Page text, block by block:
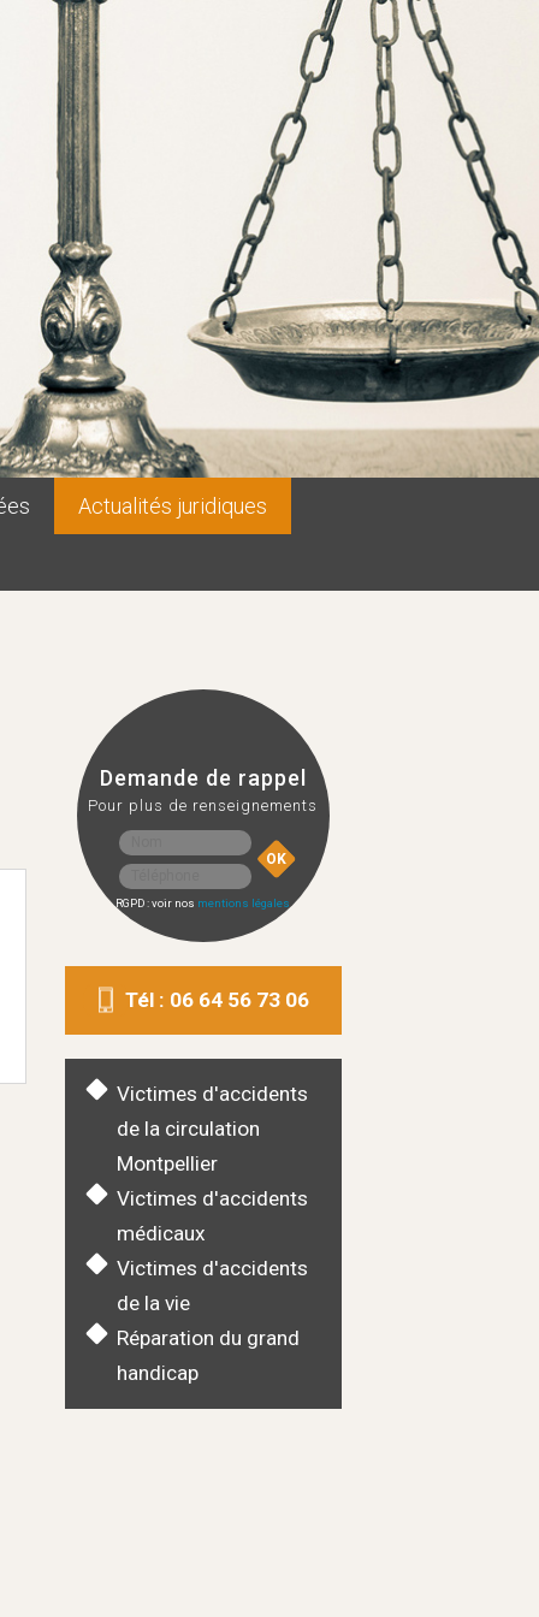
Actualités juridiques
Demande de rappel
Pour plus de renseignements
RGPD : voir nos mentions légales
Tél : 06 64 56 73 06
Victimes d'accidents
de la circulation
Montpellier
Victimes d'accidents
médicaux
Victimes d'accidents
de la vie
Réparation du grand
handicap